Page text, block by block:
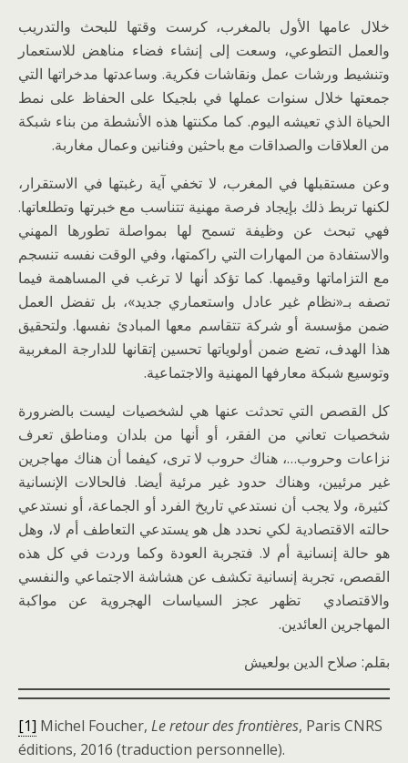
خلال عامها الأول بالمغرب، كرست وقتها للبحث والتدريب
والعمل التطوعي، وسعت إلى إنشاء فضاء مناهض للاستعمار
وتنشيط ورشات عمل ونقاشات فكرية. وساعدتها مدخراتها التي
جمعتها خلال سنوات عملها في بلجيكا على الحفاظ على نمط
الحياة الذي تعيشه اليوم. كما مكنتها هذه الأنشطة من بناء شبكة
من العلاقات والصداقات مع باحثين وفنانين وعمال مغاربة.
وعن مستقبلها في المغرب، لا تخفي آية رغبتها في الاستقرار،
لكنها تربط ذلك بإيجاد فرصة مهنية تتناسب مع خبرتها وتطلعاتها.
فهي تبحث عن وظيفة تسمح لها بمواصلة تطورها المهني
والاستفادة من المهارات التي راكمتها، وفي الوقت نفسه تنسجم
مع التزاماتها وقيمها. كما تؤكد أنها لا ترغب في المساهمة فيما
تصفه بـ«نظام غير عادل واستعماري جديد»، بل تفضل العمل
ضمن مؤسسة أو شركة تتقاسم معها المبادئ نفسها. ولتحقيق
هذا الهدف، تضع ضمن أولوياتها تحسين إتقانها للدارجة المغربية
وتوسيع شبكة معارفها المهنية والاجتماعية.
كل القصص التي تحدثت عنها هي لشخصيات ليست بالضرورة
شخصيات تعاني من الفقر، أو أنها من بلدان ومناطق تعرف
نزاعات وحروب…، هناك حروب لا ترى، كيفما أن هناك مهاجرين
غير مرئيين، وهناك حدود غير مرئية أيضا. فالحالات الإنسانية
كثيرة، ولا يجب أن نستدعي تاريخ الفرد أو الجماعة، أو نستدعي
حالته الاقتصادية لكي نحدد هل هو يستدعي التعاطف أم لا، وهل
هو حالة إنسانية أم لا. فتجربة العودة وكما وردت في كل هذه
القصص، تجربة إنسانية تكشف عن هشاشة الاجتماعي والنفسي
والاقتصادي تظهر عجز السياسات الهجروية عن مواكبة
المهاجرين العائدين.
بقلم: صلاح الدين بولعيش
[1] Michel Foucher, Le retour des frontières, Paris CNRS
éditions, 2016 (traduction personnelle).